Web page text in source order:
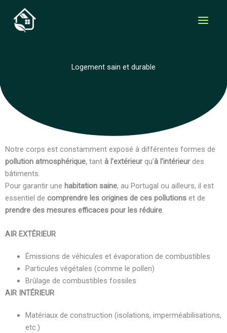
contenu
Logement sain et durable
Notre corps est constamment exposé à différentes formes de
pollution atmosphérique, tant à l’extérieur qu’à l’intérieur des
bâtiments.
Pour garantir une habitation saine, au Portugal ou ailleurs, il est
essentiel de comprendre les origines de ces pollutions et de
prendre des mesures efficaces pour les réduire.
AIR EXTÉRIEUR
Émissions de véhicules et évaporation de combustibles
Particules végétales (comme le pollen)
Brûlage de combustibles fossiles
AIR INTÉRIEUR
Matériaux de construction (isolations, imperméabilisations,
etc.)